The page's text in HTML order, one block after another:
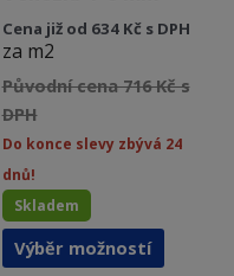
Cena již od 634 Kč s DPH
za m2
Původní cena 716 Kč s
DPH
Do konce slevy zbývá 24
dnů!
Skladem
Výběr možností
Tento
produkt